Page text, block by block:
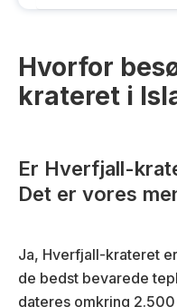
Hvorfor
krateret i
Er Hverfjall-
Det er vores
Ja, Hverfjall-krateret
de bedst bevarede
dateres omkring